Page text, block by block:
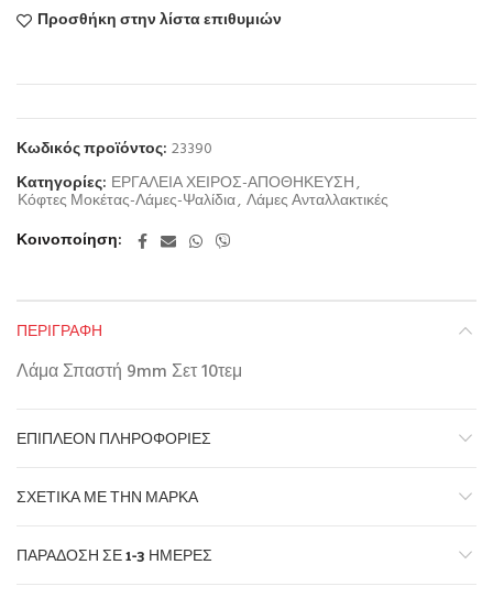
Προσθήκη στην λίστα επιθυμιών
Κωδικός προϊόντος: 23390
Κατηγορίες: ΕΡΓΑΛΕΙΑ ΧΕΙΡΟΣ-ΑΠΟΘΗΚΕΥΣΗ,
Κόφτες Μοκέτας-Λάμες-Ψαλίδια, Λάμες Ανταλλακτικές
Κοινοποίηση
ΠΕΡΙΓΡΑΦΉ
Λάμα Σπαστή 9mm Σετ 10τεμ
ΕΠΙΠΛΈΟΝ ΠΛΗΡΟΦΟΡΊΕΣ
ΣΧΕΤΙΚΆ ΜΕ ΤΗΝ ΜΆΡΚΑ
ΠΑΡΆΔΟΣΗ ΣΕ 1-3 ΗΜΈΡΕΣ